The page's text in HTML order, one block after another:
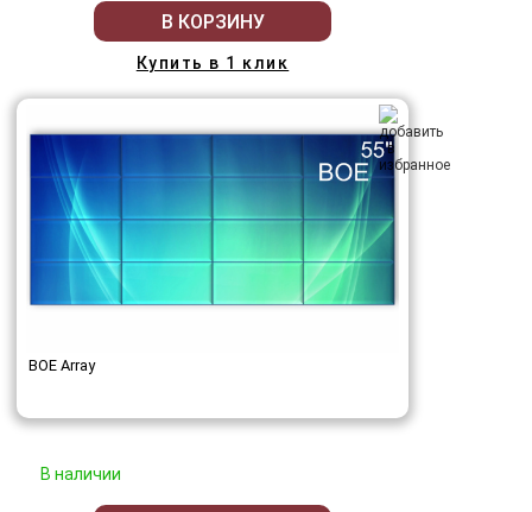
В КОРЗИНУ
Купить в 1 клик
BOE Array
В наличии